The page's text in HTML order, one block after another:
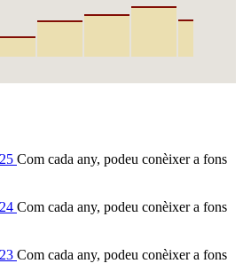
Com cada any, podeu conèixer a fons
Com cada any, podeu conèixer a fons
Com cada any, podeu conèixer a fons